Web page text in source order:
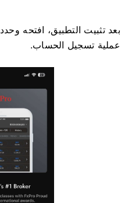
بعد تثبيت التطبيق، افتحه وحدد
عملية تسجيل الحساب.